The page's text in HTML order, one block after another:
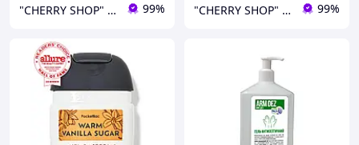
"CHERRY SHOP" Косметика, жіночий одяг та аксесуари 99% "CHERRY SHOP" Косметика, жіночий одяг та аксесуари 99%